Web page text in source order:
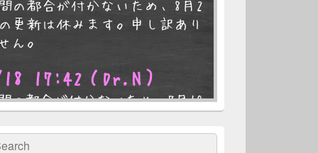
の都合が付かないため、8月2
更新は休みます。申し訳あり
ん。
17:42 （Dr.N）
の都合が付かないため、7月19
ん。